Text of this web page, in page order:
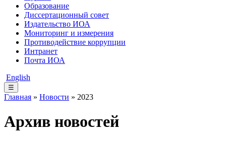
Образование
Диссертационный совет
Издательство ИОА
Мониторинг и измерения
Противодействие коррупции
Интранет
Почта ИОА
English
☰
Главная » Новости » 2023
Архив новостей